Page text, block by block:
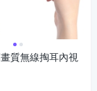
質無線掏耳內視